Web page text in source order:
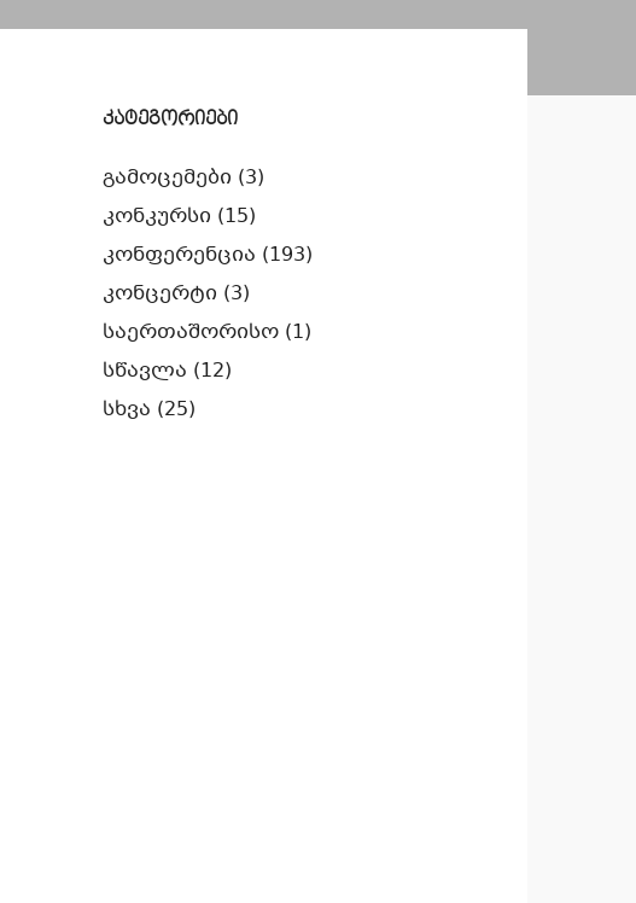
კატეგორიები
გამოცემები (3)
კონკურსი (15)
კონფერენცია (193)
კონცერტი (3)
საერთაშორისო(1)
სწავლა (12)
სხვა (25)